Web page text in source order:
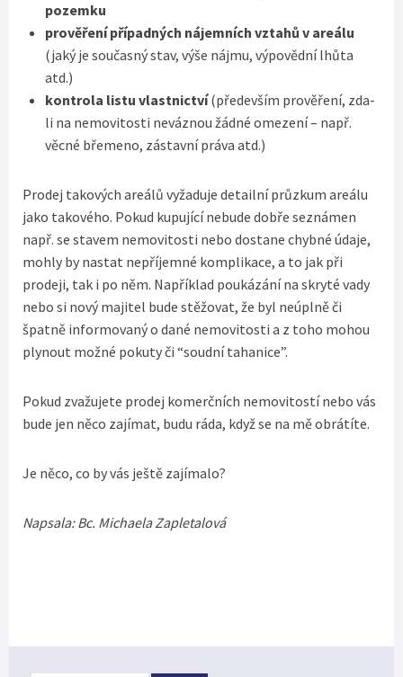
pozemku
prověření případných nájemních vztahů v areálu
(jaký je současný stav, výše nájmu, výpovědní lhůta
atd.)
kontrola listu vlastnictví(především prověření, zda-
li na nemovitosti neváznou žádné omezení – např.
věcné břemeno, zástavní práva atd.)
Prodej takových areálů vyžaduje detailní průzkum areálu
jako takového. Pokud kupující nebude dobře seznámen
např. se stavem nemovitosti nebo dostane chybné údaje,
mohly by nastat nepříjemné komplikace, a to jak při
prodeji, tak i po něm. Například poukázání na skryté vady
nebo si nový majitel bude stěžovat, že byl neúplně či
špatně informovaný o dané nemovitosti a z toho mohou
plynout možné pokuty či “soudní tahanice”.
Pokud zvažujete prodej komerčních nemovitostí nebo vás
bude jen něco zajímat, budu ráda, když se na mě obrátíte.
Je něco, co by vás ještě zajímalo?
Napsala: Bc. Michaela Zapletalová